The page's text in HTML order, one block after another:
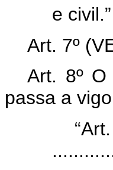
e civil.”
Art. 7º
Art. 8º
passa a